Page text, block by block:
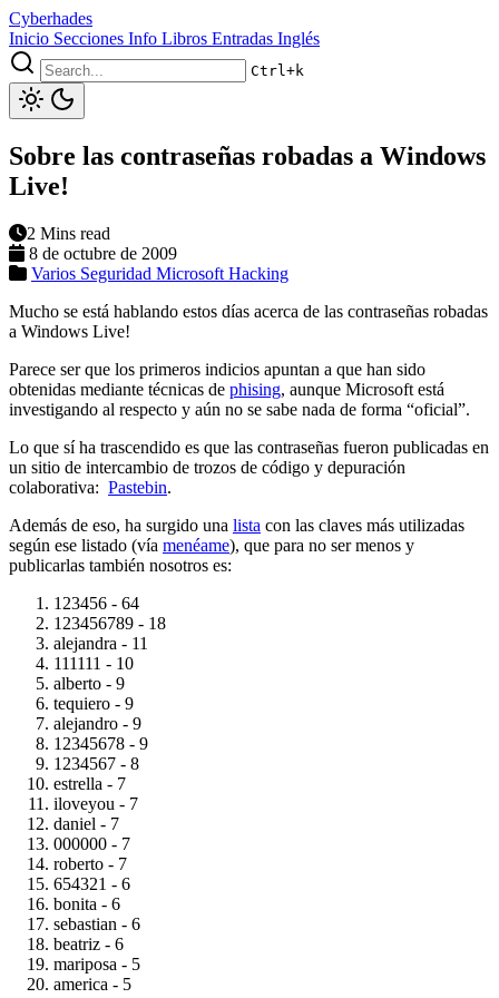
Cyberhades
Inicio Secciones Info Libros Entradas Inglés
Ctrl+k
Sobre las contraseñas robadas a Windows
Live!
2 Mins read
8 de octubre de 2009
Varios Seguridad Microsoft Hacking
Mucho se está hablando estos días acerca de las contraseñas robadas
a Windows Live!
Parece ser que los primeros indicios apuntan a que han sido
obtenidas mediante técnicas de phising, aunque Microsoft está
investigando al respecto y aún no se sabe nada de forma “oficial”.
Lo que sí ha trascendido es que las contraseñas fueron publicadas en
un sitio de intercambio de trozos de código y depuración
colaborativa: Pastebin.
Además de eso, ha surgido una lista con las claves más utilizadas
según ese listado (vía menéame), que para no ser menos y
publicarlas también nosotros es:
123456 - 64
123456789 - 18
alejandra - 11
111111 - 10
alberto - 9
tequiero - 9
alejandro - 9
12345678 - 9
1234567 - 8
estrella - 7
iloveyou - 7
daniel - 7
000000 - 7
roberto - 7
654321 - 6
bonita - 6
sebastian - 6
beatriz - 6
mariposa - 5
america - 5